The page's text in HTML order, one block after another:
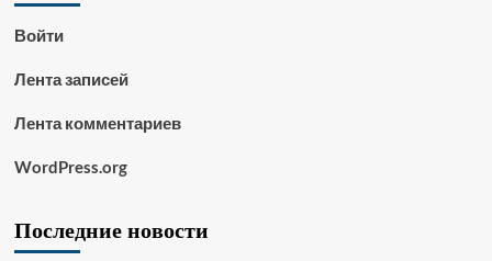
Войти
Лента записей
Лента комментариев
WordPress.org
Последние новости